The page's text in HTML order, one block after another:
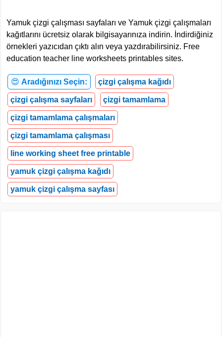
Yamuk çizgi çalışması sayfaları ve Yamuk çizgi çalışmaları
kağıtlarını ücretsiz olarak bilgisayarınıza indirin. İndirdiğiniz
örnekleri yazıcıdan çıktı alın veya yazdırabilirsiniz. Free
education teacher line worksheets printables sites.
😍 Aradığınızı Seçin: çizgi çalışma kağıdı
çizgi çalışma sayfaları çizgi tamamlama
çizgi tamamlama çalışmaları
çizgi tamamlama çalışması
line working sheet free printable
yamuk çizgi çalışma kağıdı
yamuk çizgi çalışma sayfası